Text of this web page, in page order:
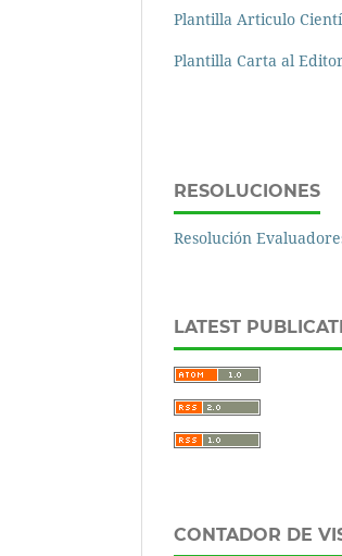
Plantilla Articulo
Plantilla Carta al
RESOLUCIONES
Resolución
LATEST
CONTADOR DE